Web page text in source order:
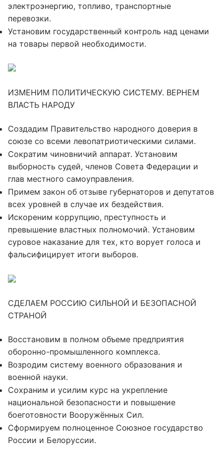
электроэнергию, топливо, транспортные
перевозки.
Установим государственный контроль над ценами
на товары первой необходимости.
ИЗМЕНИМ ПОЛИТИЧЕСКУЮ СИСТЕМУ. ВЕРНЕМ
ВЛАСТЬ НАРОДУ
Создадим Правительство народного доверия в
союзе со всеми левопатриотическими силами.
Сократим чиновничий аппарат. Установим
выборность судей, членов Совета Федерации и
глав местного самоуправления.
Примем закон об отзыве губернаторов и депутатов
всех уровней в случае их бездействия.
Искореним коррупцию, преступность и
превышение властных полномочий. Установим
суровое наказание для тех, кто ворует голоса и
фальсифицирует итоги выборов.
СДЕЛАЕМ РОССИЮ СИЛЬНОЙ И БЕЗОПАСНОЙ
СТРАНОЙ
Восстановим в полном объеме предприятия
оборонно-промышленного комплекса.
Возродим систему военного образования и
военной науки.
Сохраним и усилим курс на укрепление
национальной безопасности и повышение
боеготовности Вооружённых Сил.
Сформируем полноценное Союзное государство
России и Белоруссии.